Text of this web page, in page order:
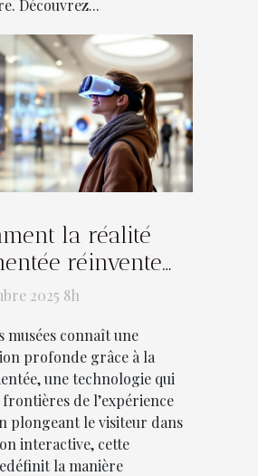
Découvrez...
la réalité
réinvente
des musées ?
2025 8h
musées connaît une
profonde grâce à la
une technologie qui
frontières de l’expérience
plongeant le visiteur dans
interactive, cette
la manière